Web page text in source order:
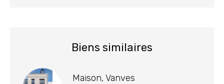
Biens similaires
Maison, Vanves